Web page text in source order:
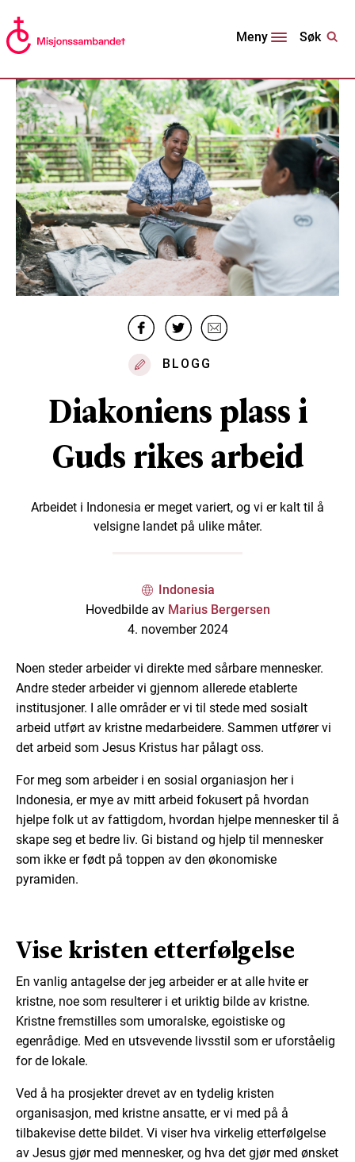
Meny Søk
BLOGG
Diakoniens plass i
Guds rikes arbeid
Arbeidet i Indonesia er meget variert, og vi er kalt til å
velsigne landet på ulike måter.
Indonesia
Hovedbilde av Marius Bergersen
4. november 2024
Noen steder arbeider vi direkte med sårbare mennesker.
Andre steder arbeider vi gjennom allerede etablerte
institusjoner. I alle områder er vi til stede med sosialt
arbeid utført av kristne medarbeidere. Sammen utfører vi
det arbeid som Jesus Kristus har pålagt oss.
For meg som arbeider i en sosial organiasjon her i
Indonesia, er mye av mitt arbeid fokusert på hvordan
hjelpe folk ut av fattigdom, hvordan hjelpe mennesker til å
skape seg et bedre liv. Gi bistand og hjelp til mennesker
som ikke er født på toppen av den økonomiske
pyramiden.
Vise kristen etterfølgelse
En vanlig antagelse der jeg arbeider er at alle hvite er
kristne, noe som resulterer i et uriktig bilde av kristne.
Kristne fremstilles som umoralske, egoistiske og
egenrådige. Med en utsvevende livsstil som er uforståelig
for de lokale.
Ved å ha prosjekter drevet av en tydelig kristen
organisasjon, med kristne ansatte, er vi med på å
tilbakevise dette bildet. Vi viser hva virkelig etterfølgelse
av Jesus gjør med mennesker, og hva det gjør med ønsket